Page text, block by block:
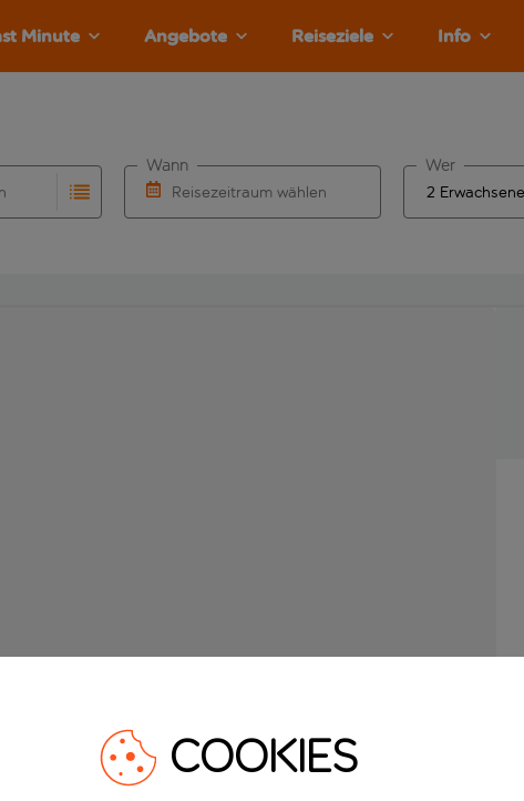
Minute Angebote Reiseziele Info
Reisezeitraum wählen
Wann Wer
COOKIES